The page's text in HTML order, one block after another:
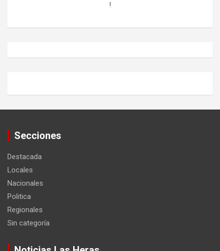
!
Secciones
Destacada
Locales
Nacionales
Politica
Regionales
Sin categoría